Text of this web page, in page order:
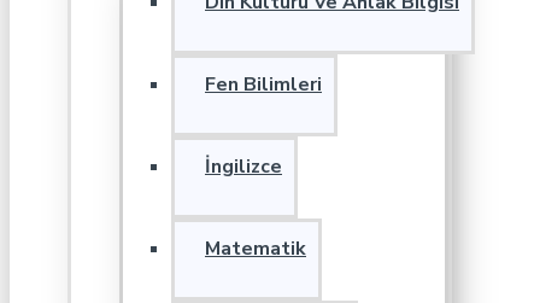
Fen Bilimleri
İngilizce
Matematik